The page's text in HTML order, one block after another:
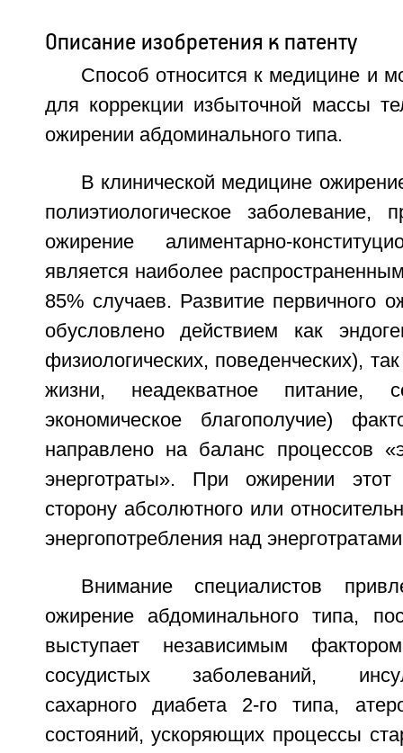
Описание изобретения к патенту
Способ относится к медицине и
для коррекции избыточной массы
ожирении абдоминального типа.
В клинической медицине
полиэтиологическое заболевание,
ожирение алиментарно-
является наиболее
85% случаев. Развитие первичного
обусловлено действием как
физиологических, поведенческих),
жизни, неадекватное питание,
экономическое благополучие)
направлено на баланс процессов
энерготраты». При ожирении
сторону абсолютного или
энергопотребления над
Внимание специалистов
ожирение абдоминального типа,
выступает независимым
сосудистых заболеваний,
сахарного диабета 2-го типа,
состояний, ускоряющих процессы